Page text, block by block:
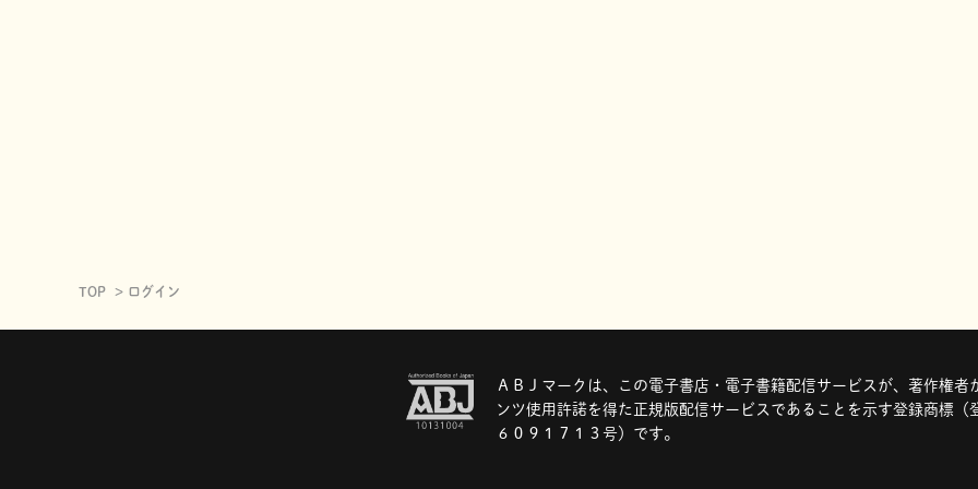
TOP ログイン
ＡＢＪマークは、この電子書店・電子書籍配信サービスが、著作権者
ンツ使用許諾を得た正規版配信サービスであることを示す登録商標（
６０９１７１３号）です。